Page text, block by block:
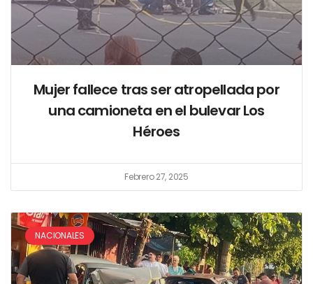
Mujer fallece tras ser atropellada por
una camioneta en el bulevar Los
Héroes
Febrero 27, 2025
NACIONALES